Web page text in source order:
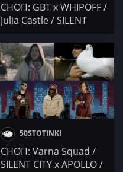
СНОП: GBT x WHIPOFF /
Julia Castle / SILENT
50STOTINKI
СНОП: Varna Squad /
SILENT CITY x APOLLO /